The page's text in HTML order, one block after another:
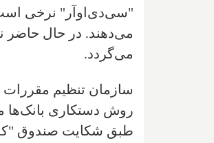
"سی‌دی‌او‌آر" نرخی است
می‌دهند. در حال حاضر
می‌گردد.
روش دستکاری بانک‌ها
طبق شکایت صندوق "کلرادو" بیش از 1.2 میلیارد دلار سود از این نوع